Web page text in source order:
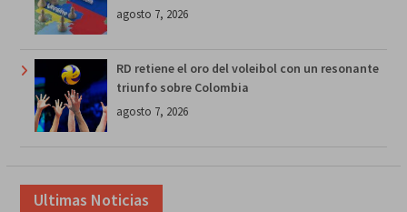
agosto 7, 2026
RD retiene el oro del voleibol con un resonante
triunfo sobre Colombia
agosto 7, 2026
Ultimas Noticias